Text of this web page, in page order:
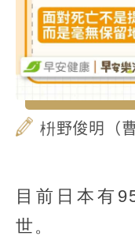
枡野俊明（
目前日本有
世。